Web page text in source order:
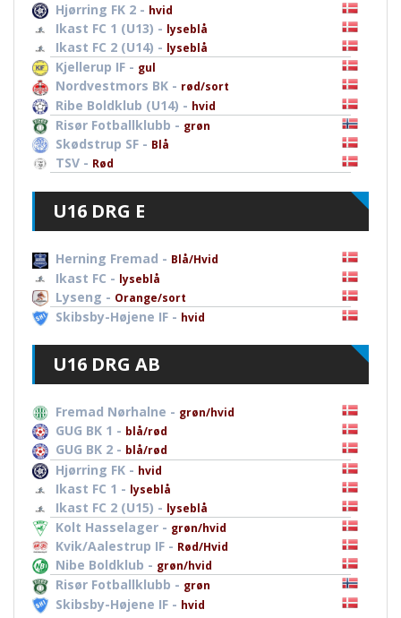
Hjørring FK 2 - hvid
Ikast FC 1 (U13) - lyseblå
Ikast FC 2 (U14) - lyseblå
Kjellerup IF - gul
Nordvestmors BK - rød/sort
Ribe Boldklub (U14) - hvid
Risør Fotballklubb - grøn
Skødstrup SF - Blå
TSV - Rød
U16 DRG E
Herning Fremad - Blå/Hvid
Ikast FC - lyseblå
Lyseng - Orange/sort
Skibsby-Højene IF - hvid
U16 DRG AB
Fremad Nørhalne - grøn/hvid
GUG BK 1 - blå/rød
GUG BK 2 - blå/rød
Hjørring FK - hvid
Ikast FC 1 - lyseblå
Ikast FC 2 (U15) - lyseblå
Kolt Hasselager - grøn/hvid
Kvik/Aalestrup IF - Rød/Hvid
Nibe Boldklub - grøn/hvid
Risør Fotballklubb - grøn
Skibsby-Højene IF - hvid